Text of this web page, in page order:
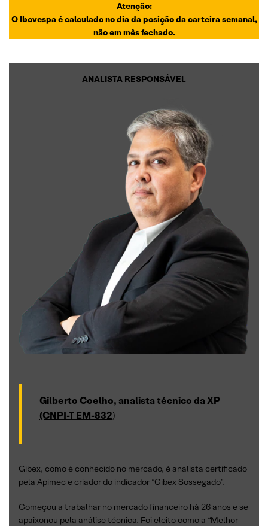
Atenção:
O Ibovespa é calculado no dia da posição da carteira semanal,
não em mês fechado.
ANALISTA RESPONSÁVEL
Gilberto Coelho, analista técnico da XP
(CNPI-T EM-832)
Gibex, como é conhecido no mercado, é analista certificado
pela Apimec e criador do indicador “Gibex Sossegado”.
Começou a trabalhar no mercado financeiro há 26 anos e se
apaixonou pela análise técnica. Foi eleito como a “Melhor